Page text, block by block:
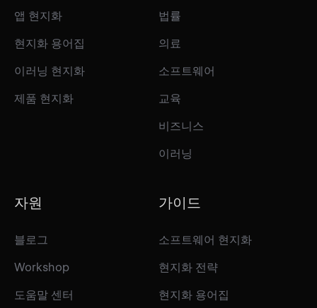
앱 현지화
현지화 용어집
이러닝 현지화
제품 현지화
법률
의료
소프트웨어
교육
비즈니스
이러닝
자원
블로그
Workshop
도움말 센터
가이드
소프트웨어 현지화
현지화 전략
현지화 용어집